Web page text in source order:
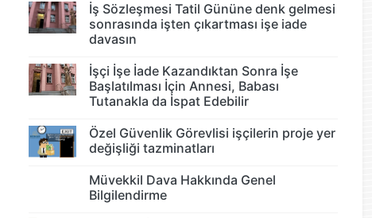
İş Sözleşmesi Tatil Gününe denk gelmesi
sonrasında işten çıkartması işe iade
davasın
İşçi İşe İade Kazandıktan Sonra İşe
Başlatılması İçin Annesi, Babası
Tutanakla da İspat Edebilir
Özel Güvenlik Görevlisi işçilerin proje yer
değişliği tazminatları
Müvekkil Dava Hakkında Genel
Bilgilendirme